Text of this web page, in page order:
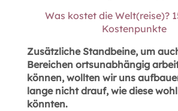
Was kostet die Welt(reise)?
Kostenpunkte
Zusätzliche Standbeine, um
Bereichen ortsunabhängig
können, wollten wir uns
lange nicht drauf, wie diese
könnten.